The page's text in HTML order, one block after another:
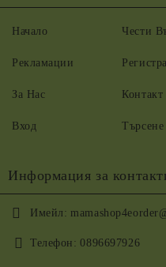
Начало
Рекламации
За Нас
Вход
Чести
Контакт
Търсене
Информация за
Имейл:
Телефон: 0896697926